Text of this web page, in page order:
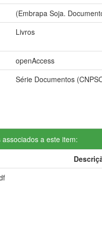
(Embrapa Soja.
Livros
openAccess
Série Documentos
associados a este item: